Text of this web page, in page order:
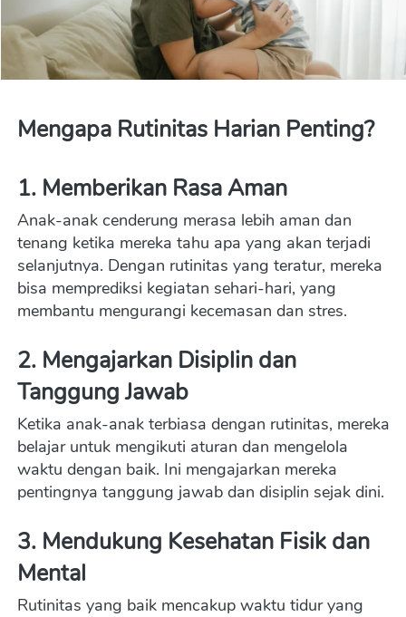
Mengapa Rutinitas Harian Penting?
1. Memberikan Rasa Aman
Anak-anak cenderung merasa lebih aman dan
tenang ketika mereka tahu apa yang akan terjadi
selanjutnya. Dengan rutinitas yang teratur, mereka
bisa memprediksi kegiatan sehari-hari, yang
membantu mengurangi kecemasan dan stres.
2. Mengajarkan Disiplin dan
Tanggung Jawab
Ketika anak-anak terbiasa dengan rutinitas, mereka
belajar untuk mengikuti aturan dan mengelola
waktu dengan baik. Ini mengajarkan mereka
pentingnya tanggung jawab dan disiplin sejak dini.
3. Mendukung Kesehatan Fisik dan
Mental
Rutinitas yang baik mencakup waktu tidur yang